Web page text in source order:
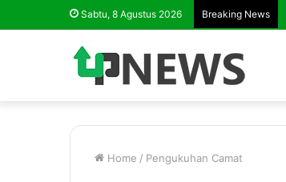
Sabtu, 8 Agustus 2026 Breaking News
Home / Pengukuhan Camat